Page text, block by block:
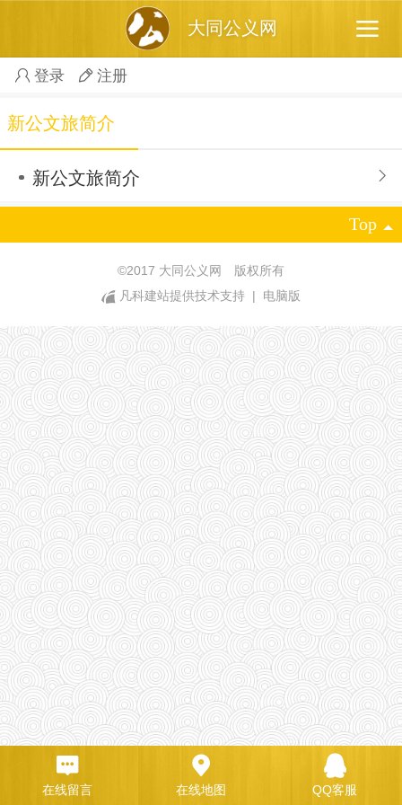
大同公义网
登录 注册
新公文旅简介
新公文旅简介
Top
©2017 大同公义网 版权所有
凡科建站提供技术支持
| 电脑版
在线留言 在线地图 QQ客服